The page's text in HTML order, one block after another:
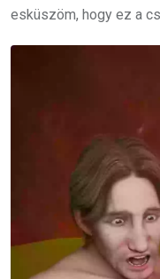
esküszöm, hogy ez a